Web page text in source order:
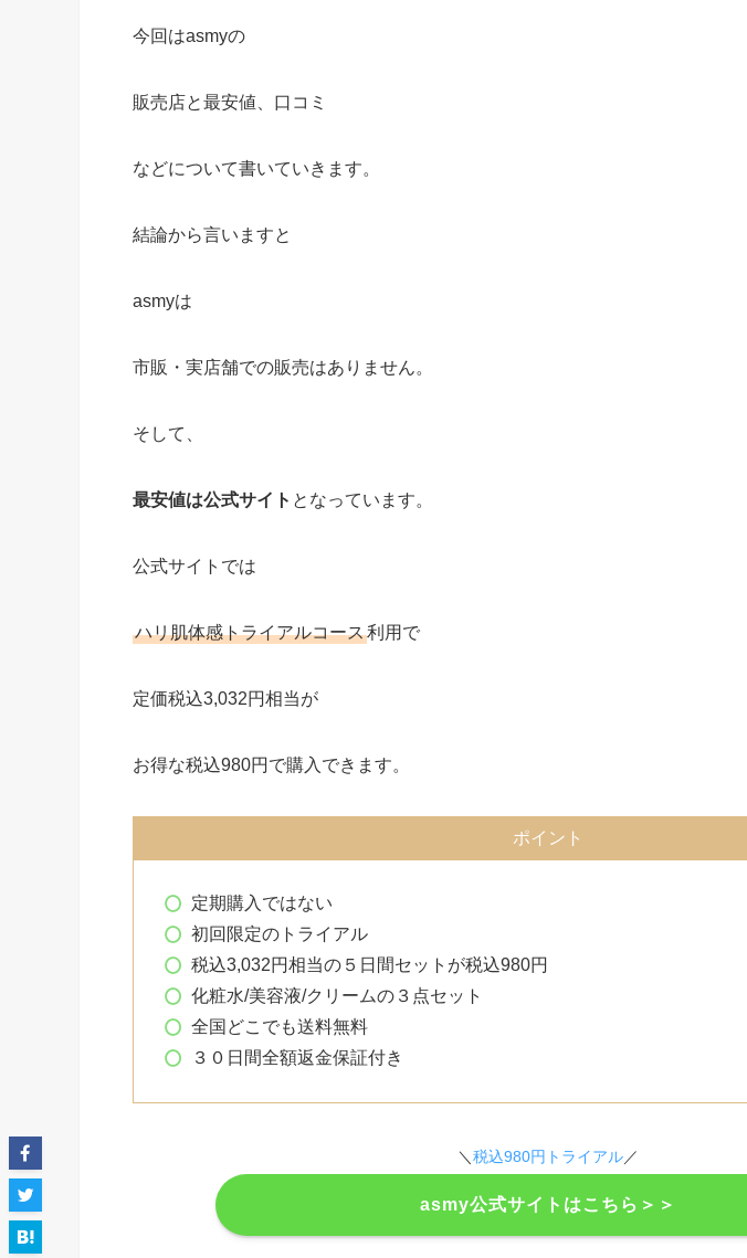
今回はasmyの
販売店と最安値、口コミ
などについて書いていきます。
結論から言いますと
asmyは
市販・実店舗での販売はありません。
そして、
最安値は公式サイト となっています。
公式サイトでは
ハリ肌体感トライアルコース利用で
定価税込3,032円相当が
お得な税込980円で購入できます。
ポイント
定期購入ではない
初回限定のトライアル
税込3,032円相当の５日間セットが税込980円
化粧水/美容液/クリームの３点セット
全国どこでも送料無料
３０日間全額返金保証付き
＼ 税込980円トライアル／
asmy公式サイトはこちら＞＞